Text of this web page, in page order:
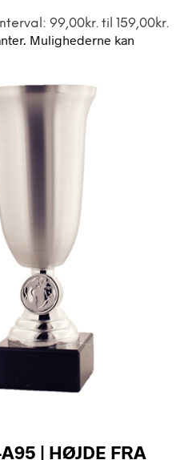
99,00kr. til 159,00kr.
Mulighederne kan
| HØJDE FRA